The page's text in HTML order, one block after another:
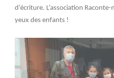
d’écriture. L’association
yeux des enfants !